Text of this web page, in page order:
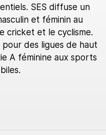
SES diffuse un
et féminin au
cricket et le cyclisme.
des ligues de haut
A féminine aux sports